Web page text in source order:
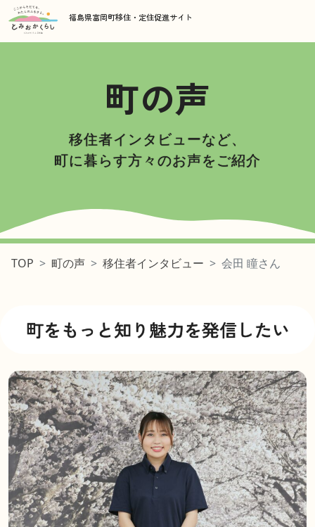
福島県富岡町移住・定住促進サイト
町の声
移住者インタビューなど、
町に暮らす方々のお声をご紹介
町の声 移住者インタビュー 会田 瞳さん
町をもっと知り魅力を発信したい